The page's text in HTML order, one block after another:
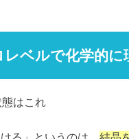
ベルで化学的に